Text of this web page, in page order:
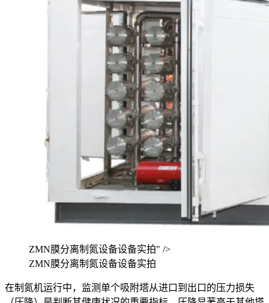
ZMN膜分离制氮设备设备实拍" />
ZMN膜分离制氮设备设备实拍
在制氮机运行中，监测单个吸附塔从进口到出口的压力损失